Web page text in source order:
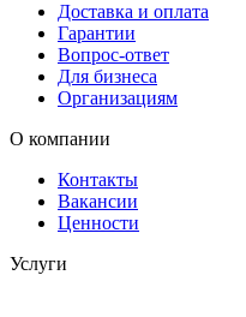
Доставка и оплата
Гарантии
Вопрос-ответ
Для бизнеса
Организациям
О компании
Контакты
Вакансии
Ценности
Услуги